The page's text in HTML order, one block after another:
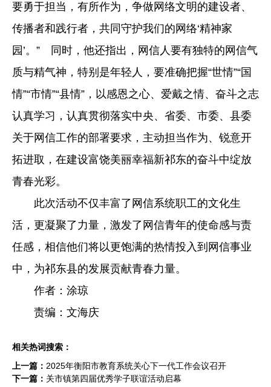
要勇于担当，有所作为，争做网络文明的建设者、
传播者和践行者，共同守护我们的网络‘精神家
园’。” 同时，他还指出，网信人要有独特的网信气
质与精气神，特别是年轻人，要准确把握“世情”“国
情”“市情”“县情”，以感恩之心、爱戴之情、奋斗之志
认真学习，认真贯彻落实中央、省委、市委、县委
关于网信工作的部署要求，主动担当作为、锐意开
拓进取，在建设富饶美丽幸福新祁东的奋斗中绽放
青春光彩。
此次活动不仅丰富了网信系统职工的文化生
活，更凝聚了力量，激发了网信青年的使命感与责
任感，相信他们将以更饱满的热情投入到网信事业
中，为祁东县的发展贡献青春力量。
作者：涂琼
责编：文海庆
相关热词搜索：
上一篇： 2025年衡阳市教育系统关心下一代工作会议召开
下一篇： 关市镇第四届优秀学子联谊活动启幕